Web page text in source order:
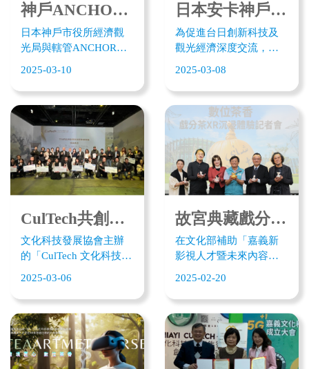
轉譯觀光力，帶給民眾神戶ANCHOR KOBE來嘉 參訪大埔美精密機械園區績優廠商
日本神戶市役所經濟觀
光局與轄管ANCHOR
義文化科技創新基地交
流簽署MOU，將共同推
動台日創新產業交流；
下午參訪大埔美精密機
械園區，驚艷台灣在觀
光工廠與精密產業的軟
硬實力。嘉義縣文化觀
致意見證，邀請神戶代
表明年來台參加在嘉義
縣舉行的台灣燈會。
2025-03-10
日本安卡神戶基地ANCHOR來嘉 簽署MOU推動台日文化創新交流
為促進台日創新科技及
觀光經濟深度交流，神
區聯繫部及ANCHOR
KOBE 安卡神戶基地日
前訪台，與嘉義縣政府
及台北巿政府展開交
流。雙方也以MOU簽署
共同推動文化觀光及智
慧醫療創新應用。兩邊
間分享，提供團隊台日
間商務交流，促成更多
實質合作商機。
2025-03-08
CulTech共創集智創意優勝團隊出爐 從文化科技看見永續價值
文化科技發展協會主辦
的「CulTech 文化科技共
獎典禮；獎勵從競賽脫
穎而出的優勝團隊；此
次最大首獎開發雛型獎
獲獎作品-親愛的島嶼：
氣候維度提案中，以文
2025-03-06
故宮典藏戲分茶XR沉浸體驗 向世界展現嘉義茶文化
在文化部補助「嘉義新
影視人才暨未來內容發
司、幼葉林藝術創作工
作室合作打造「數位茶
香-戲分茶XR沉浸體
驗」，以故宮典藏作品
戲分茶為主題，藉由
2025-02-20